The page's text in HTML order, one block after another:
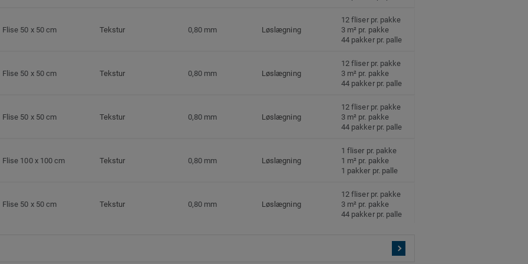
Flise 50 x 50 cm Tekstur 0,80 mm Løslægning
12 fliser pr. pakke
3 m² pr. pakke
44 pakker pr. palle
Flise 50 x 50 cm Tekstur 0,80 mm Løslægning
12 fliser pr. pakke
3 m² pr. pakke
44 pakker pr. palle
Flise 50 x 50 cm Tekstur 0,80 mm Løslægning
12 fliser pr. pakke
3 m² pr. pakke
44 pakker pr. palle
Flise 100 x 100 cm Tekstur 0,80 mm Løslægning
1 fliser pr. pakke
1 m² pr. pakke
1 pakker pr. palle
Flise 50 x 50 cm Tekstur 0,80 mm Løslægning
12 fliser pr. pakke
3 m² pr. pakke
44 pakker pr. palle
44 pakker pr. palle